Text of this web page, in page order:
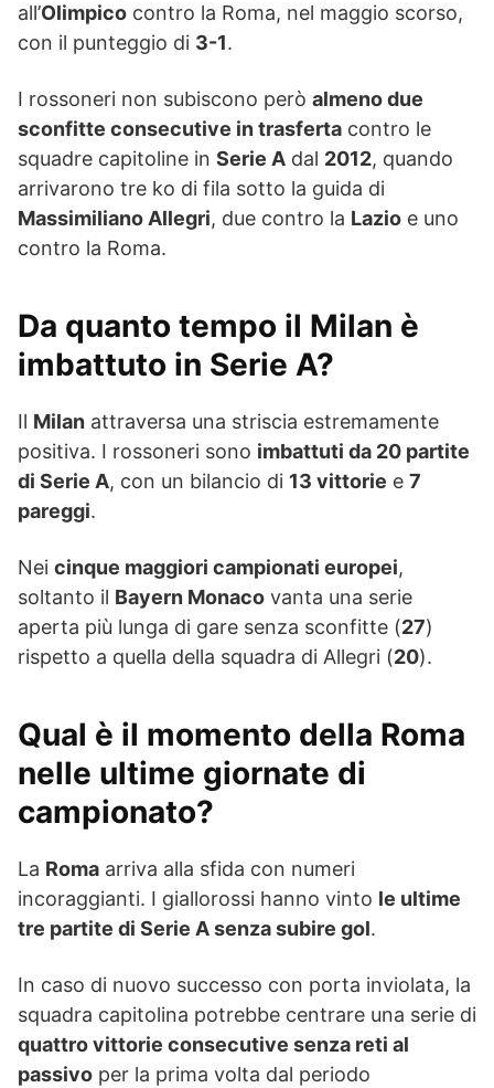
all’Olimpico contro la Roma, nel maggio scorso,
con il punteggio di 3-1.
I rossoneri non subiscono però almeno due
sconfitte consecutive in trasferta contro le
squadre capitoline in Serie A dal 2012, quando
arrivarono tre ko di fila sotto la guida di
Massimiliano Allegri, due contro la Lazio e uno
contro la Roma.
Da quanto tempo il Milan è
imbattuto in Serie A?
Il Milan attraversa una striscia estremamente
positiva. I rossoneri sono imbattuti da 20 partite
di Serie A, con un bilancio di 13 vittorie e 7
pareggi.
Nei cinque maggiori campionati europei,
soltanto il Bayern Monaco vanta una serie
aperta più lunga di gare senza sconfitte (27)
rispetto a quella della squadra di Allegri (20).
Qual è il momento della Roma
nelle ultime giornate di
campionato?
La Roma arriva alla sfida con numeri
incoraggianti. I giallorossi hanno vinto le ultime
tre partite di Serie A senza subire gol.
In caso di nuovo successo con porta inviolata, la
squadra capitolina potrebbe centrare una serie di
quattro vittorie consecutive senza reti al
passivo per la prima volta dal periodo